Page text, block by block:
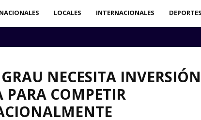
NACIONALES LOCALES INTERNACIONALES
NECESITA INVERSIÓN
PARA COMPETIR